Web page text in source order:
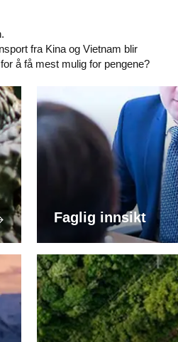
fra Kina og Vietnam blir
å få mest mulig for pengene?
Faglig innsikt